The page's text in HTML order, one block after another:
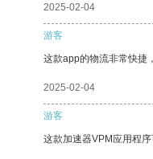
2025-02-04
游客
这款app的物流非常快捷
2025-02-04
游客
这款加速器VPM应用程